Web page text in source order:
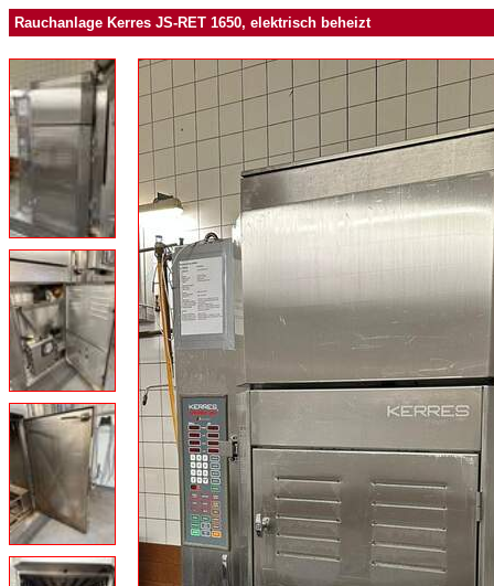
Rauchanlage Kerres JS-RET 1650, elektrisch beheizt